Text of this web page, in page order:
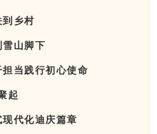
到乡村
雪山脚下
当践行初心使命
起
代化迪庆篇章